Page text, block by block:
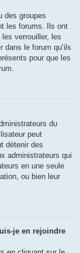
des groupes
les forums. Ils ont
verrouiller, les
dans le forum qu’ils
pour que les
du
peut
détenir des
administrateurs qui
en une seule
ou bien leur
je en rejoindre